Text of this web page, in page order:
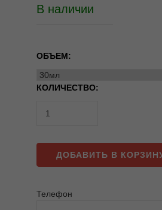
В наличии
ОБЪЕМ:
КОЛИЧЕСТВО:
ДОБАВИТЬ В
Телефон